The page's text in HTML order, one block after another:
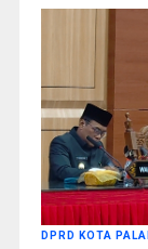
DPRD KOTA